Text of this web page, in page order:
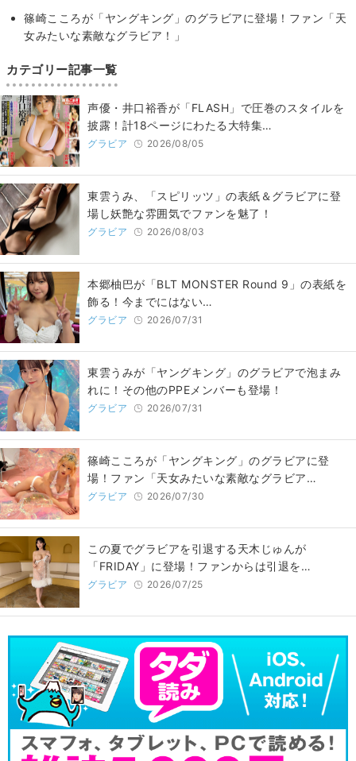
篠崎こころが「ヤングキング」のグラビアに登場！ファン「天
女みたいな素敵なグラビア！」
カテゴリー記事一覧
声優・井口裕香が「FLASH」で圧巻のスタイルを
披露！計18ページにわたる大特集…
グラビア 2026/08/05
東雲うみ、「スピリッツ」の表紙＆グラビアに登
場し妖艶な雰囲気でファンを魅了！
グラビア 2026/08/03
本郷柚巴が「BLT MONSTER Round 9」の表紙を
飾る！今までにはない…
グラビア 2026/07/31
東雲うみが「ヤングキング」のグラビアで泡まみ
れに！その他のPPEメンバーも登場！
グラビア 2026/07/31
篠崎こころが「ヤングキング」のグラビアに登
場！ファン「天女みたいな素敵なグラビア…
グラビア 2026/07/30
この夏でグラビアを引退する天木じゅんが
「FRIDAY」に登場！ファンからは引退を…
グラビア 2026/07/25